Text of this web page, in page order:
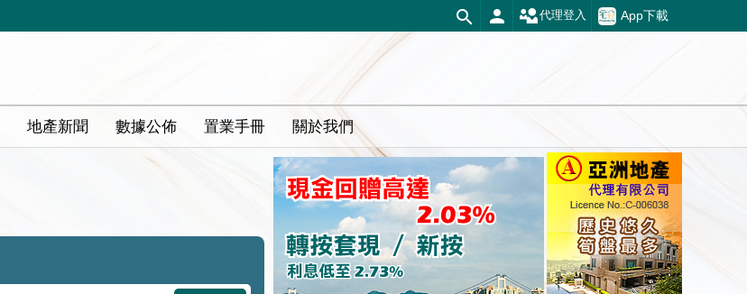
App下載
代理登入
地產新聞 數據公佈 置業手冊 關於我們